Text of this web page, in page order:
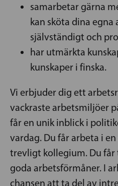
samarbetar gärna
kan sköta dina egna
självständigt och
har utmärkta
kunskaper i finska.
Vi erbjuder dig ett
vackraste arbetsmiljöer
får en unik inblick i
vardag. Du får arbeta i
trevligt kollegium. Du får
goda arbetsförmåner. I
chansen att ta del av